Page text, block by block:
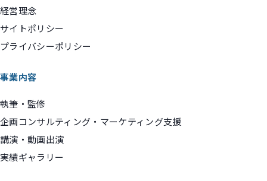
経営理念
サイトポリシー
プライバシーポリシー
事業内容
執筆・監修
企画コンサルティング・マーケティング支援
講演・動画出演
実績ギャラリー